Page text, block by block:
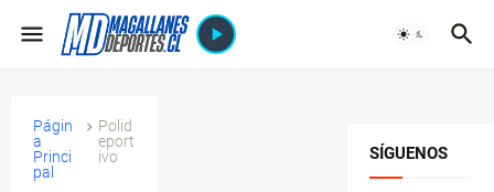
Págin
a
Princi
pal
Polid
eport
ivo
SÍGUENOS